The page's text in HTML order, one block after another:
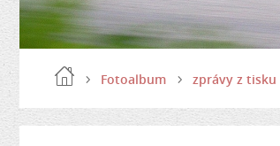
Fotoalbum zprávy z tisku